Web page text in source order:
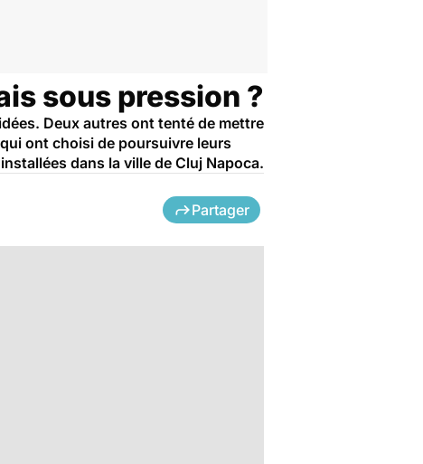
sous pression ?
Deux autres ont tenté de mettre
ont choisi de poursuivre leurs
dans la ville de Cluj Napoca.
Partager